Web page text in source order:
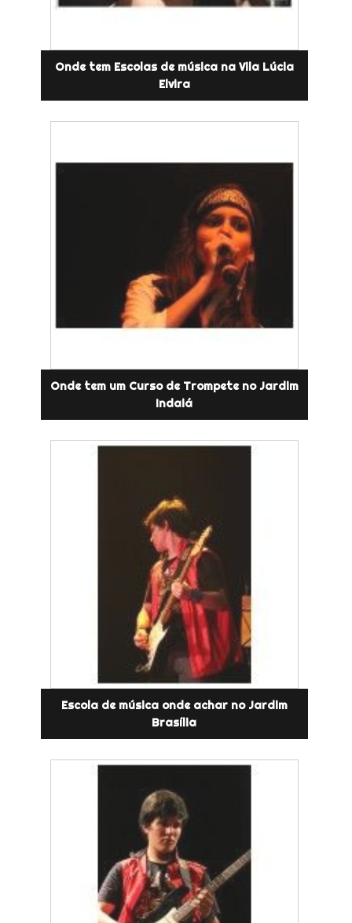
Onde tem Escolas de música na Vila Lúcia
Elvira
Onde tem um Curso de Trompete no Jardim
Indaiá
Escola de música onde achar no Jardim
Brasília